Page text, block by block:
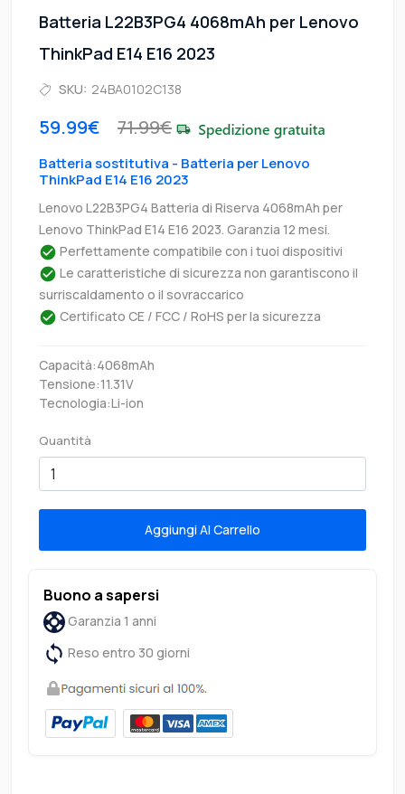
Batteria L22B3PG4 4068mAh per Lenovo
ThinkPad E14 E16 2023
SKU: 24BA0102C138
59.99€ 71.99€
Batteria sostitutiva - Batteria per Lenovo
ThinkPad E14 E16 2023
Lenovo L22B3PG4 Batteria di Riserva 4068mAh per
Lenovo ThinkPad E14 E16 2023. Garanzia 12 mesi.
Perfettamente compatibile con i tuoi dispositivi
Le caratteristiche di sicurezza non garantiscono il
surriscaldamento o il sovraccarico
Certificato CE / FCC / RoHS per la sicurezza
Capacità:4068mAh
Tensione:11.31V
Tecnologia:Li-ion
Quantità
Aggiungi Al Carrello
Buono a sapersi
Garanzia 1 anni
Reso entro 30 giorni